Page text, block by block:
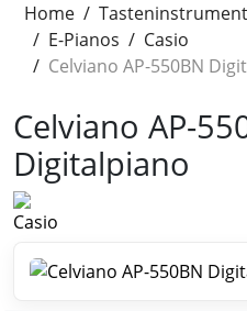
Home
E-Pianos
Casio
Celviano AP-550BN
Celviano AP-
Digitalpiano